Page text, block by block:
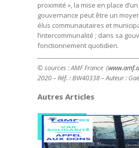
proximité », la mise en place
gouvernance peut être un
élus communautaires et
l’intercommunalité ; dans sa
fonctionnement quotidien.
© sources : AMF France (
2020 – Réf. : BW40338 – Auteur :
Autres Articles